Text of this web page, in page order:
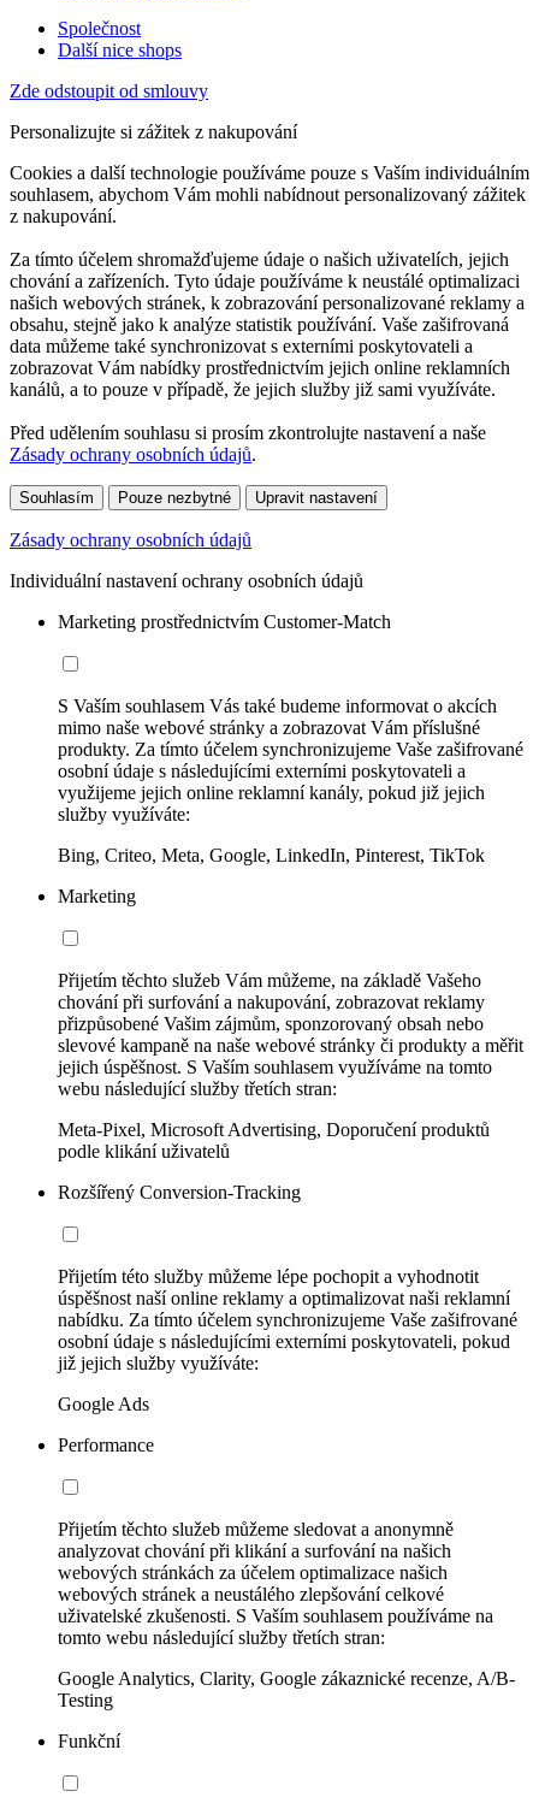
Společnost
Další nice shops
Zde odstoupit od smlouvy
Personalizujte si zážitek z nakupování
Cookies a další technologie používáme pouze s Vaším individuálním
souhlasem, abychom Vám mohli nabídnout personalizovaný zážitek
z nakupování.
Za tímto účelem shromažďujeme údaje o našich uživatelích, jejich
chování a zařízeních. Tyto údaje používáme k neustálé optimalizaci
našich webových stránek, k zobrazování personalizované reklamy a
obsahu, stejně jako k analýze statistik používání. Vaše zašifrovaná
data můžeme také synchronizovat s externími poskytovateli a
zobrazovat Vám nabídky prostřednictvím jejich online reklamních
kanálů, a to pouze v případě, že jejich služby již sami využíváte.
Před udělením souhlasu si prosím zkontrolujte nastavení a naše
Zásady ochrany osobních údajů.
Souhlasím Pouze nezbytné Upravit nastavení
Zásady ochrany osobních údajů
Individuální nastavení ochrany osobních údajů
Marketing prostřednictvím Customer-Match
S Vaším souhlasem Vás také budeme informovat o akcích
mimo naše webové stránky a zobrazovat Vám příslušné
produkty. Za tímto účelem synchronizujeme Vaše zašifrované
osobní údaje s následujícími externími poskytovateli a
využijeme jejich online reklamní kanály, pokud již jejich
služby využíváte:
Bing, Criteo, Meta, Google, LinkedIn, Pinterest, TikTok
Marketing
Přijetím těchto služeb Vám můžeme, na základě Vašeho
chování při surfování a nakupování, zobrazovat reklamy
přizpůsobené Vašim zájmům, sponzorovaný obsah nebo
slevové kampaně na naše webové stránky či produkty a měřit
jejich úspěšnost. S Vaším souhlasem využíváme na tomto
webu následující služby třetích stran:
Meta-Pixel, Microsoft Advertising, Doporučení produktů
podle klikání uživatelů
Rozšířený Conversion-Tracking
Přijetím této služby můžeme lépe pochopit a vyhodnotit
úspěšnost naší online reklamy a optimalizovat naši reklamní
nabídku. Za tímto účelem synchronizujeme Vaše zašifrované
osobní údaje s následujícími externími poskytovateli, pokud
již jejich služby využíváte:
Google Ads
Performance
Přijetím těchto služeb můžeme sledovat a anonymně
analyzovat chování při klikání a surfování na našich
webových stránkách za účelem optimalizace našich
webových stránek a neustálého zlepšování celkové
uživatelské zkušenosti. S Vaším souhlasem používáme na
tomto webu následující služby třetích stran:
Google Analytics, Clarity, Google zákaznické recenze, A/B-
Testing
Funkční